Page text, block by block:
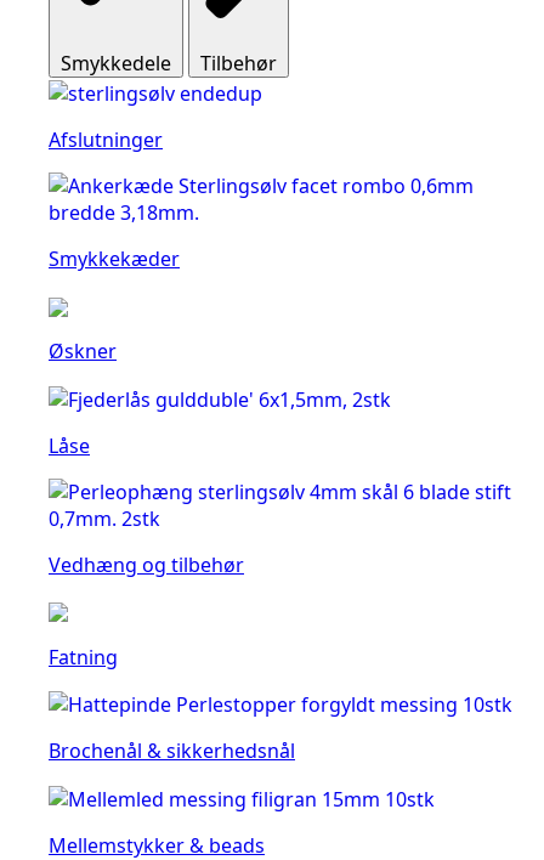
Smykkedele Tilbehør
Afslutninger
Smykkekæder
Øskner
Låse
Vedhæng og tilbehør
Fatning
Brochenål & sikkerhedsnål
Mellemstykker & beads